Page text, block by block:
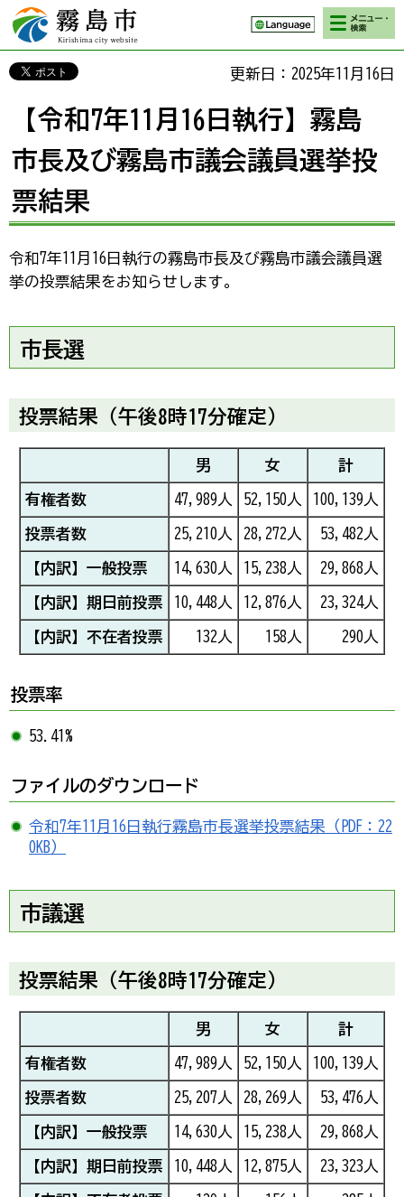
霧島市 Kirishima
city website
検索・メニ
ュー
更新日：2025年11月16日
【令和7年11月16日執行】霧島
市長及び霧島市議会議員選挙投
票結果
令和7年11月16日執行の霧島市長及び霧島市議会議員選
挙の投票結果をお知らせします。
市長選
投票結果（午後8時17分確定）
男 女 計
有権者数 47,989人 52,150人 100,139人
投票者数 25,210人 28,272人 53,482人
【内訳】一般投票 14,630人 15,238人 29,868人
【内訳】期日前投票 10,448人 12,876人 23,324人
【内訳】不在者投票 132人 158人 290人
投票率
53.41%
ファイルのダウンロード
令和7年11月16日執行霧島市長選挙投票結果（PDF：22
0KB）
市議選
投票結果（午後8時17分確定）
男 女 計
有権者数 47,989人 52,150人 100,139人
投票者数 25,207人 28,269人 53,476人
【内訳】一般投票 14,630人 15,238人 29,868人
【内訳】期日前投票 10,448人 12,875人 23,323人